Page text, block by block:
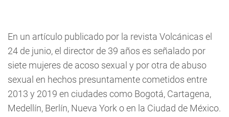
En un artículo publicado por la revista Volcánicas el
24 de junio, el director de 39 años es señalado por
siete mujeres de acoso sexual y por otra de abuso
sexual en hechos presuntamente cometidos entre
2013 y 2019 en ciudades como Bogotá, Cartagena,
Medellín, Berlín, Nueva York o en la Ciudad de México.